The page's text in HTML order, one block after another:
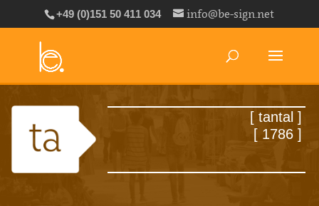
+49 (0)151 50 411 034 info@be-sign.net